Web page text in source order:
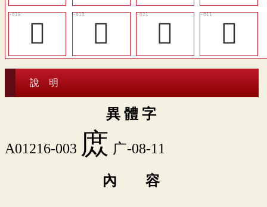
󱰚
󱰛 󱰝 𤈲
說 明
異 體 字
A01216-003 庻 广-08-11
內 容